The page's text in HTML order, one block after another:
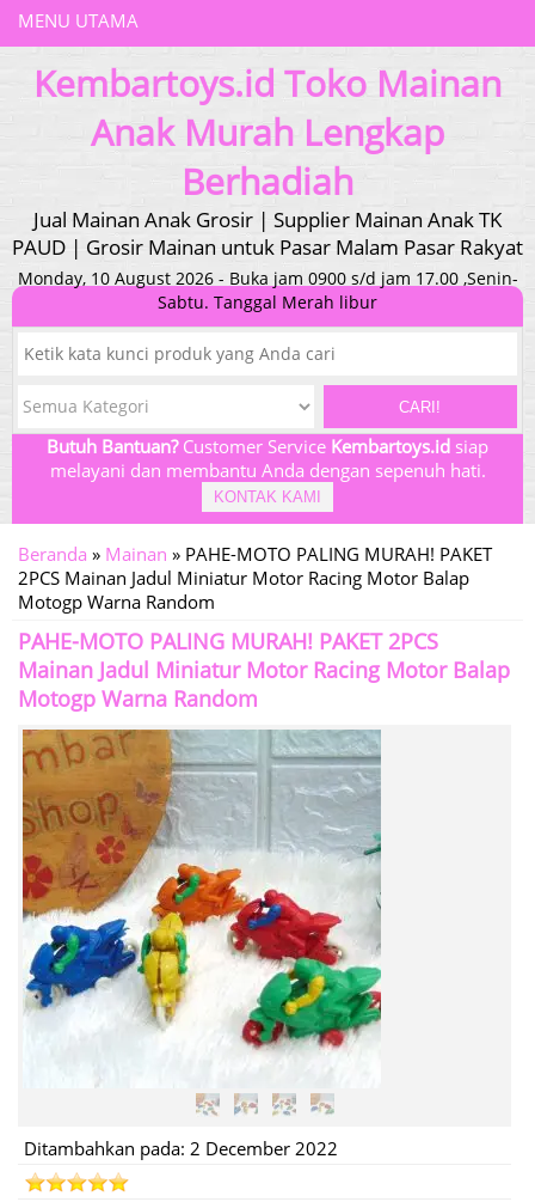
MENU UTAMA
Kembartoys.id Toko Mainan
Anak Murah Lengkap
Berhadiah
Jual Mainan Anak Grosir | Supplier Mainan Anak TK
PAUD | Grosir Mainan untuk Pasar Malam Pasar Rakyat
Monday, 10 August 2026 - Buka jam 0900 s/d jam 17.00 ,Senin-
Sabtu. Tanggal Merah libur
CARI!
Butuh Bantuan?Customer Service Kembartoys.id siap
melayani dan membantu Anda dengan sepenuh hati.
KONTAK KAMI
Beranda » Mainan » PAHE-MOTO PALING MURAH! PAKET
2PCS Mainan Jadul Miniatur Motor Racing Motor Balap
Motogp Warna Random
PAHE-MOTO PALING MURAH! PAKET 2PCS
Mainan Jadul Miniatur Motor Racing Motor Balap
Motogp Warna Random
Ditambahkan pada: 2 December 2022